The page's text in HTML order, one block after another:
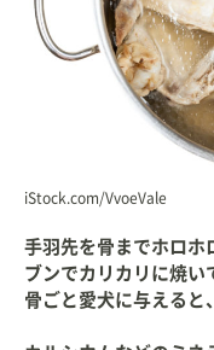
iStock.com/VvoeVale
手羽先を骨までホロホ
ブンでカリカリに焼い
骨ごと愛犬に与えると